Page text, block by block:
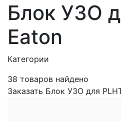
Блок УЗО
Eaton
Категории
38 товаров найдено
Заказать Блок УЗО для